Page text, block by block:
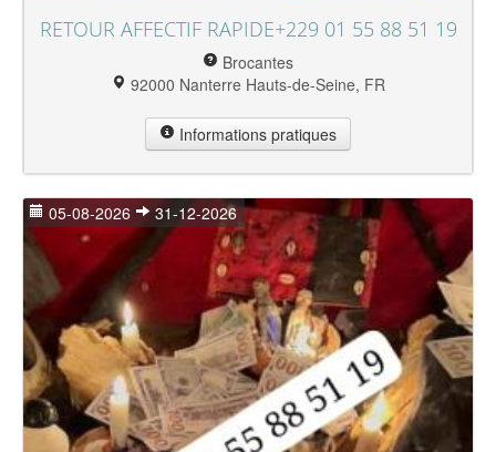
RETOUR AFFECTIF RAPIDE+229 01 55 88 51 19
Brocantes
92000 Nanterre Hauts-de-Seine, FR
Informations pratiques
05-08-2026 31-12-2026